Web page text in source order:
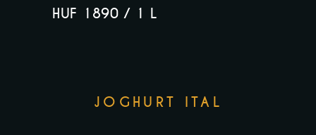
HUF 1890 / 1 L
JOGHURT ITAL